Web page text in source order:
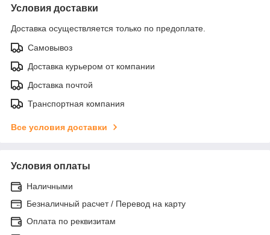
Условия доставки
Доставка осуществляется только по предоплате.
Самовывоз
Доставка курьером от компании
Доставка почтой
Транспортная компания
Все условия доставки
Условия оплаты
Наличными
Безналичный расчет / Перевод на карту
Оплата по реквизитам